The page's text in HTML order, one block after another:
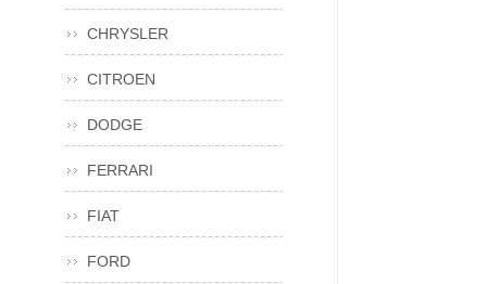
CHRYSLER
CITROEN
DODGE
FERRARI
FIAT
FORD